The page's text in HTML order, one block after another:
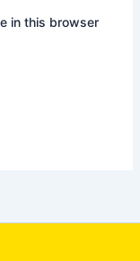
in this browser